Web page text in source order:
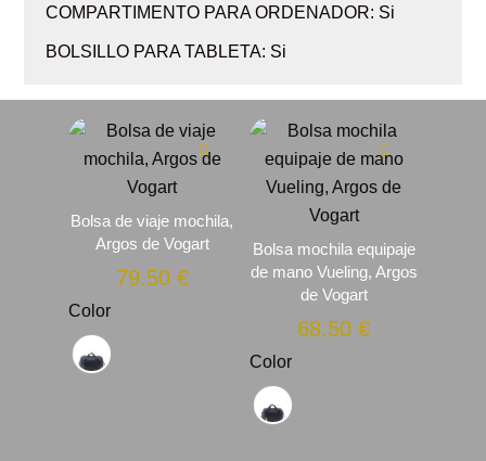
COMPARTIMENTO PARA ORDENADOR: Si
BOLSILLO PARA TABLETA: Si
Bolsa de viaje mochila,
Argos de Vogart
79.50 €
Color
Bolsa mochila equipaje
de mano Vueling, Argos
de Vogart
68.50€
Color